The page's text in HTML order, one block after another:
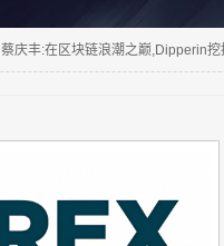
蔡庆丰:在区块链浪潮之巅,Dipperin